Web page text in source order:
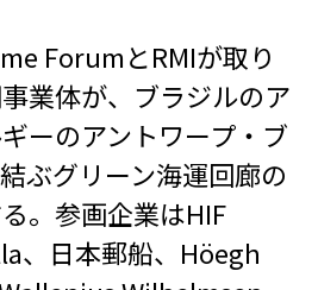
ForumとRMIが取り
業体が、ブラジルのア
ーのアントワープ・ブ
ぶグリーン海運回廊の
。参画企業はHIF
、日本郵船、Höegh